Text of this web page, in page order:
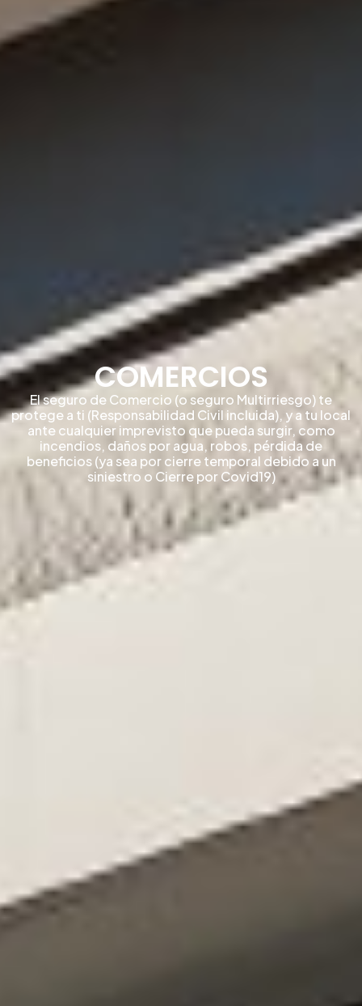
COMERCIOS
El seguro de Comercio (o seguro Multirriesgo) te
protege a ti (Responsabilidad Civil incluida), y a tu local
ante cualquier imprevisto que pueda surgir, como
incendios, daños por agua, robos, pérdida de
beneficios (ya sea por cierre temporal debido a un
siniestro o Cierre por Covid19)